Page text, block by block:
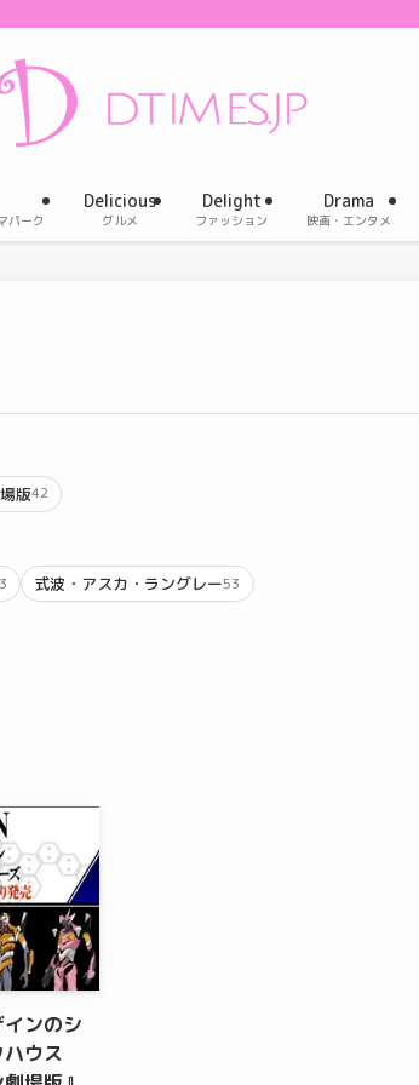
パーク
Delicious
グルメ
Delight
ファッション
Drama
映画・エンタメ
版42
式波・アスカ・ラングレー53
ンのシ
ウス